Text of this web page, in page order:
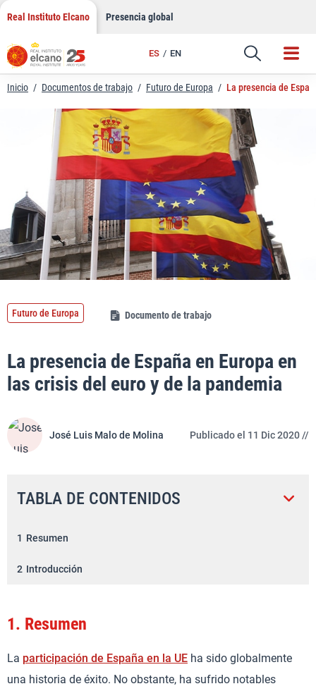
Saltar
contenido
Real Instituto Elcano Presencia global
ES EN
Enlace
Inicio / Documentos de trabajo / Futuro de Europa / La presencia de
La presencia de España en Europa en
las crisis del euro y de la pandemia
Futuro de Europa Documento de trabajo
José Luis Malo de Molina Publicado el 11 Dic 2020 //
TABLA DE CONTENIDOS
1 Resumen
2 Introducción
1. Resumen
La participación de España en la UE ha sido globalmente
una historia de éxito. No obstante, ha sufrido notables